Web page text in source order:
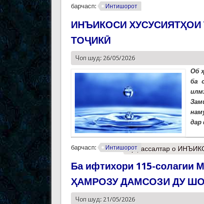
барчасп: Интишорот
ИНЪИКОСИ
ТОҶИКӢ
Чоп шуд: 26/05/2026
Об
ба
дар
барчасп: ИнтишоротМуфассалтар о
Ба ифтихори 115-солагии
ҲАМРОЗУ ДАМСОЗИ ДУ
Чоп шуд: 21/05/2026